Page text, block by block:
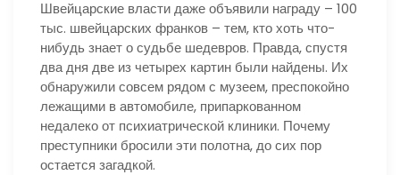
Швейцарские власти даже объявили награду – 100
тыс. швейцарских франков – тем, кто хоть что-
нибудь знает о судьбе шедевров. Правда, спустя
два дня две из четырех картин были найдены. Их
обнаружили совсем рядом с музеем, преспокойно
лежащими в автомобиле, припаркованном
недалеко от психиатрической клиники. Почему
преступники бросили эти полотна, до сих пор
остается загадкой.